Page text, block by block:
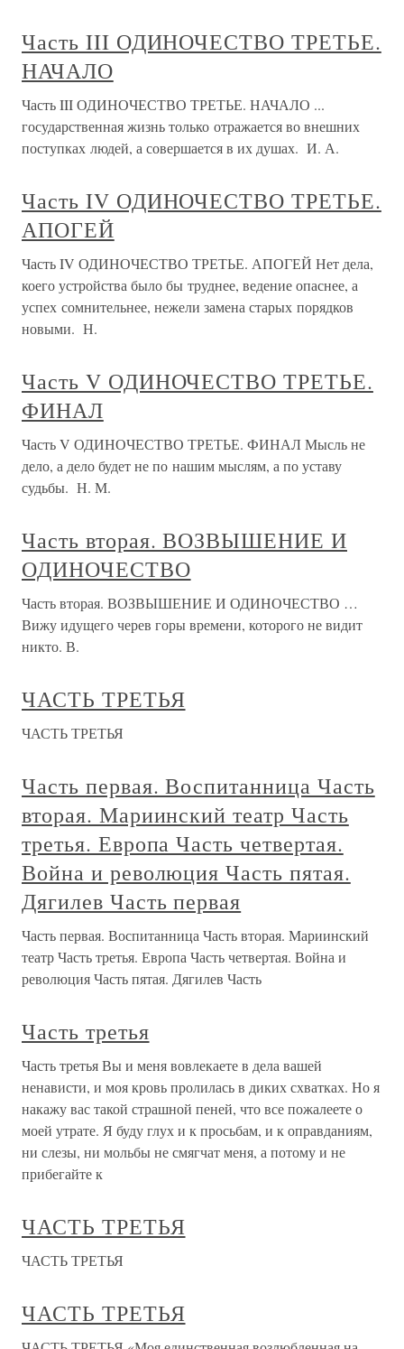
Часть III ОДИНОЧЕСТВО ТРЕТЬЕ.
НАЧАЛО
Часть III ОДИНОЧЕСТВО ТРЕТЬЕ. НАЧАЛО ...
государственная жизнь только отражается во внешних
поступках людей, а совершается в их душах. И. А.
Часть IV ОДИНОЧЕСТВО ТРЕТЬЕ.
АПОГЕЙ
Часть IV ОДИНОЧЕСТВО ТРЕТЬЕ. АПОГЕЙ Нет дела,
коего устройства было бы труднее, ведение опаснее, а
успех сомнительнее, нежели замена старых порядков
новыми. Н.
Часть V ОДИНОЧЕСТВО ТРЕТЬЕ.
ФИНАЛ
Часть V ОДИНОЧЕСТВО ТРЕТЬЕ. ФИНАЛ Мысль не
дело, а дело будет не по нашим мыслям, а по уставу
судьбы. Н. М.
Часть вторая. ВОЗВЫШЕНИЕ И
ОДИНОЧЕСТВО
Часть вторая. ВОЗВЫШЕНИЕ И ОДИНОЧЕСТВО …
Вижу идущего черев горы времени, которого не видит
никто. В.
ЧАСТЬ ТРЕТЬЯ
ЧАСТЬ ТРЕТЬЯ
Часть первая. Воспитанница Часть
вторая. Мариинский театр Часть
третья. Европа Часть четвертая.
Война и революция Часть пятая.
Дягилев Часть первая
Часть первая. Воспитанница Часть вторая. Мариинский
театр Часть третья. Европа Часть четвертая. Война и
революция Часть пятая. Дягилев Часть
Часть третья
Часть третья Вы и меня вовлекаете в дела вашей
ненависти, и моя кровь пролилась в диких схватках. Но я
накажу вас такой страшной пеней, что все пожалеете о
моей утрате. Я буду глух и к просьбам, и к оправданиям,
ни слезы, ни мольбы не смягчат меня, а потому и не
прибегайте к
ЧАСТЬ ТРЕТЬЯ
ЧАСТЬ ТРЕТЬЯ
ЧАСТЬ ТРЕТЬЯ